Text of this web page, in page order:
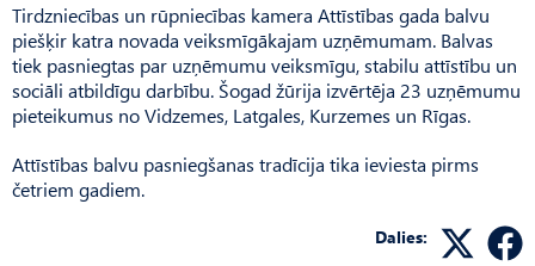
Tirdzniecības un rūpniecības kamera Attīstības gada balvu
piešķir katra novada veiksmīgākajam uzņēmumam. Balvas
tiek pasniegtas par uzņēmumu veiksmīgu, stabilu attīstību un
sociāli atbildīgu darbību. Šogad žūrija izvērtēja 23 uzņēmumu
pieteikumus no Vidzemes, Latgales, Kurzemes un Rīgas.
Attīstības balvu pasniegšanas tradīcija tika ieviesta pirms
četriem gadiem.
Dalies: